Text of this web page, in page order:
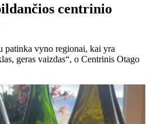
centrinio
patinka vyno regionai, kai yra
geras vaizdas“, o Centrinis Otago